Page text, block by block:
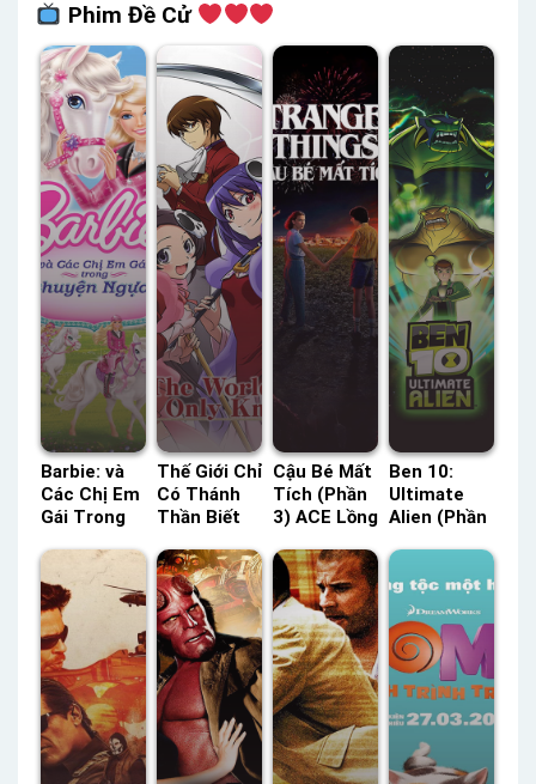
Phim Đề Cử
Barbie: và
Các Chị Em
Gái Trong
Ngựa Tiên
ACE Lồng
Tiếng –
Status: HD
Lồng Tiếng
Thế Giới Chỉ
Có Thánh
Thần Biết
POPS Lồng
Tiếng –
Status: 12 /
12 Lồng
Tiếng
Cậu Bé Mất
Tích (Phần
3) ACE Lồng
Status: 08 /
08 Lồng
Tiếng
Ben 10:
Ultimate
Alien (Phần
Tiếng –
Status: 13 /
13 Lồng
Tiếng